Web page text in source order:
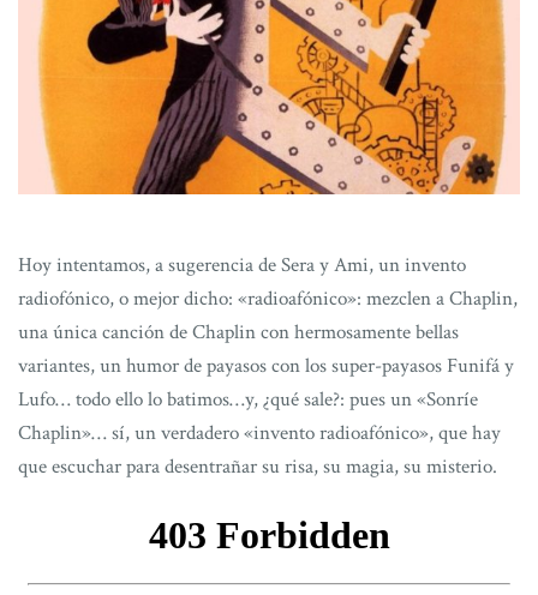
Hoy intentamos, a sugerencia de Sera y Ami, un invento
radiofónico, o mejor dicho: «radioafónico»: mezclen a Chaplin,
una única canción de Chaplin con hermosamente bellas
variantes, un humor de payasos con los super-payasos Funifá y
Lufo… todo ello lo batimos…y, ¿qué sale?: pues un «Sonríe
Chaplin»… sí, un verdadero «invento radioafónico», que hay
que escuchar para desentrañar su risa, su magia, su misterio.